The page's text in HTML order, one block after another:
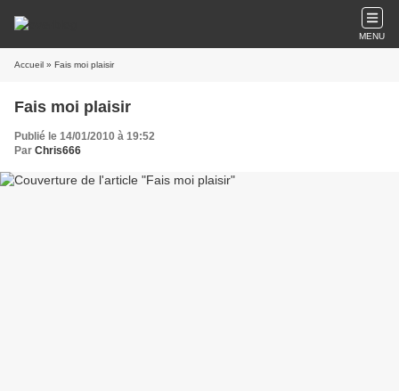
MENU
Accueil » Fais moi plaisir
Fais moi plaisir
Publié le 14/01/2010 à 19:52
Par Chris666